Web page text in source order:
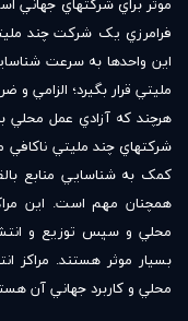
فرامرزي يک شرکت چند
اين واحدها به سرعت
مليتي قرار بگيرد؛ الزامي و
هرچند که آزادي عمل محلي
شرکتهاي چند مليتي
کمک به شناسايي منابع
همچنان مهم است. اين
محلي و سپس توزيع و
بسيار موثر هستند. مراکز
محلي و کاربرد جهاني آن